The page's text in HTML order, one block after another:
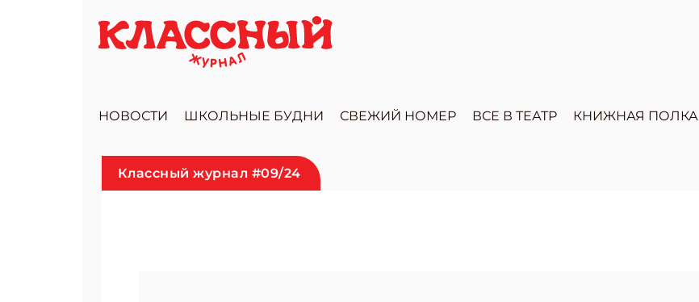
НОВОСТИ ШКОЛЬНЫЕ БУДНИ СВЕЖИЙ НОМЕР ВСЕ В ТЕАТР КНИЖНАЯ ПОЛКА
Классный журнал #09/24